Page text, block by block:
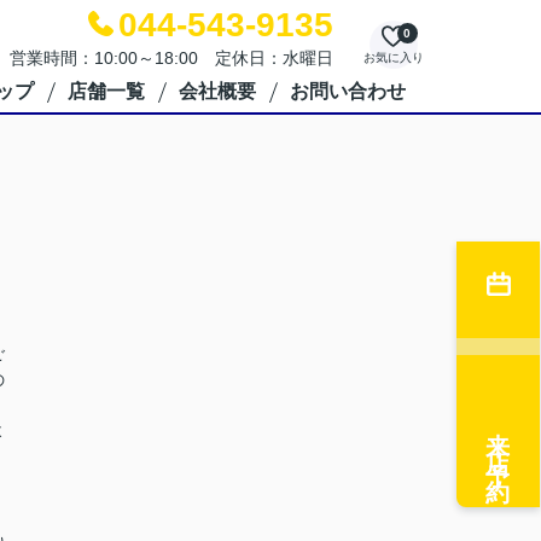
044-543-9135
営業時間：10:00～18:00 定休日：水曜日 お気に入り
0
プ 店舗一覧 会社概要 お問い合わせ
来店予約